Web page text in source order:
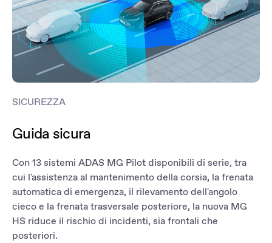
SICUREZZA
Guida sicura
Con 13 sistemi ADAS MG Pilot disponibili di serie, tra
cui l'assistenza al mantenimento della corsia, la frenata
automatica di emergenza, il rilevamento dell'angolo
cieco e la frenata trasversale posteriore, la nuova MG
HS riduce il rischio di incidenti, sia frontali che
posteriori.